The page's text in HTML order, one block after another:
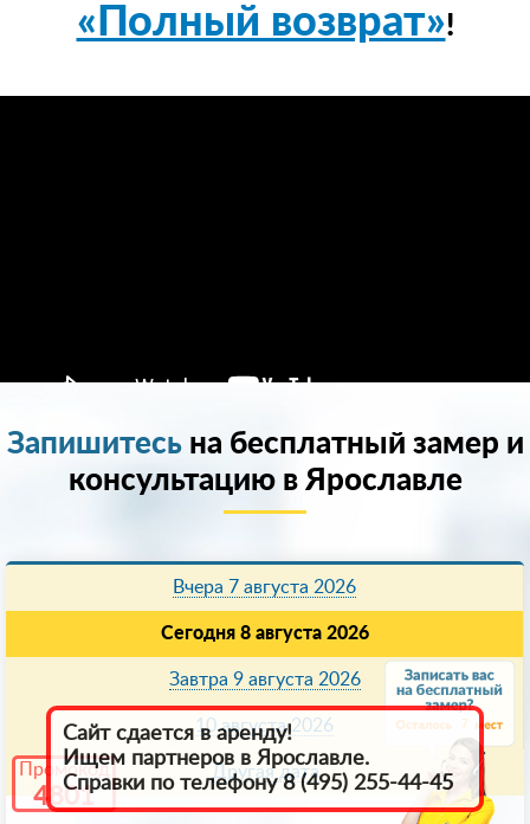
7
Промокод
4801
«Полный возврат»!
Запишитесьна бесплатный замер и
консультацию в Ярославле
Вчера 7 августа 2026
Сегодня 8 августа 2026
Завтра 9 августа 2026
10 августа 2026
Другая дата
Сайт сдается в аренду!
Ищем партнеров в Ярославле.
Справки по телефону 8 (495) 255-44-45